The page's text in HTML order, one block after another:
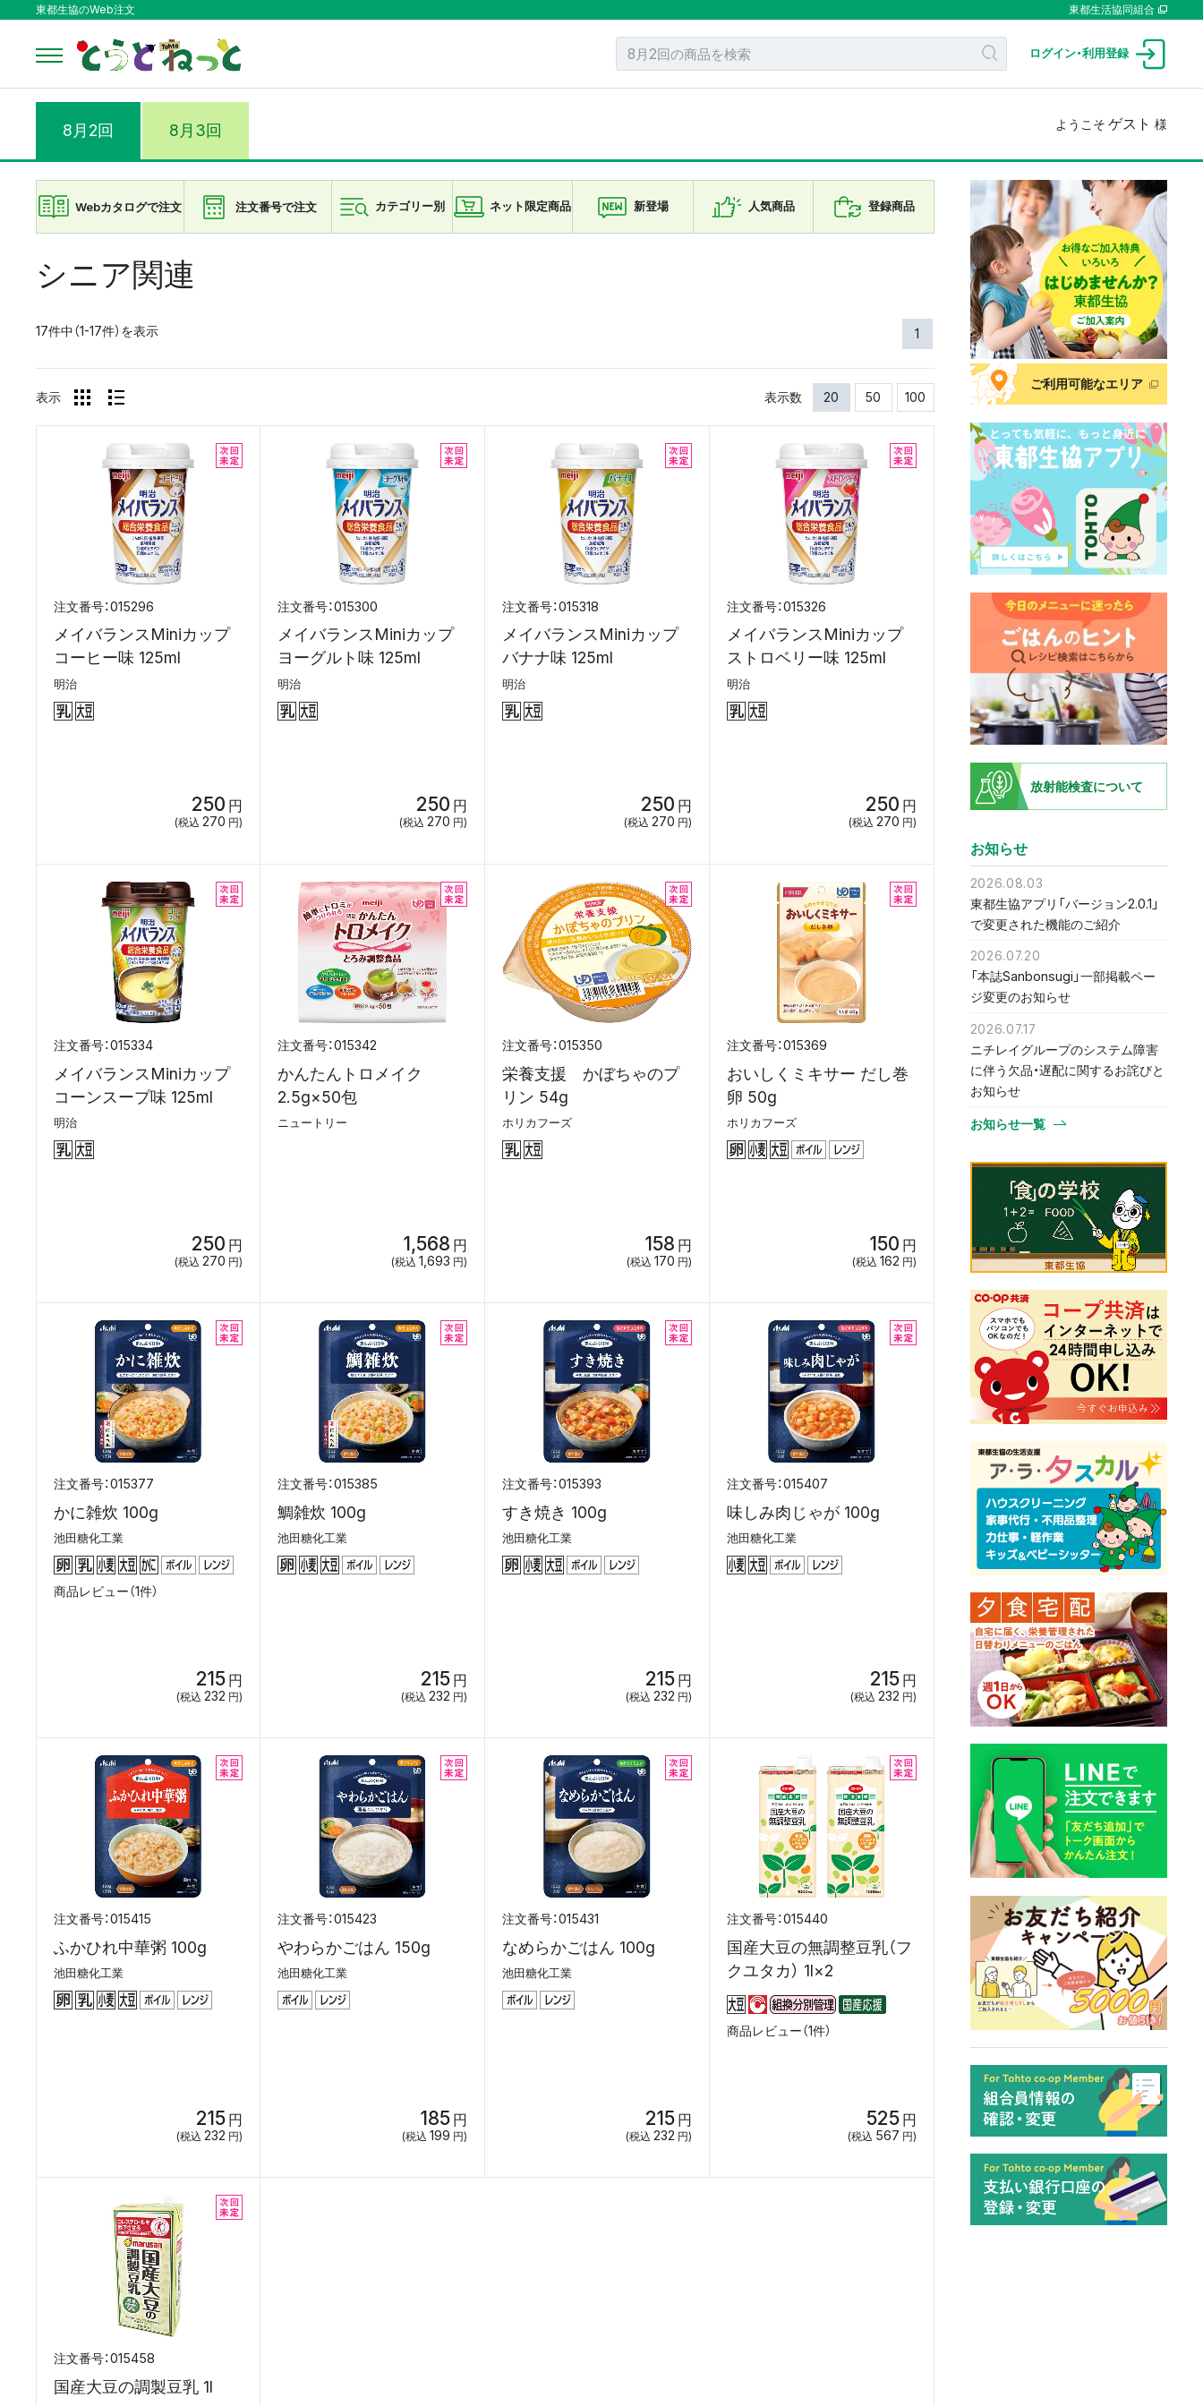
東都生協のWeb注文 東都生活協同組合
ログイン・利用登録
8月2回 8月3回 ようこそ ゲスト 様
Webカタログで注文 注文番号で注文 カテゴリー別 ネット限定商品 新登場 人気商品 登録商品
シニア関連
17件中（1-17件）を表示 1
表示 表示数 20 50 100
015296
メイバランスMiniカップ
コーヒー味 125ml
明治
250 円
(税込 270 円)
015300
メイバランスMiniカップ
ヨーグルト味 125ml
明治
250 円
(税込 270 円)
015318
メイバランスMiniカップ
バナナ味 125ml
明治
250 円
(税込 270 円)
015326
メイバランスMiniカップ
ストロベリー味 125ml
明治
250 円
(税込 270 円)
015334
メイバランスMiniカップ
コーンスープ味 125ml
明治
250 円
(税込 270 円)
015342
かんたんトロメイク
2.5g×50包
ニュートリー
1,568 円
(税込 1,693 円)
015350
栄養支援 かぼちゃのプ
リン 54g
ホリカフーズ
158 円
(税込 170 円)
015369
おいしくミキサー だし巻
卵 50g
ホリカフーズ
150 円
(税込 162 円)
015377
かに雑炊 100g
池田糖化工業
商品レビュー（1件）
215 円
(税込 232 円)
015385
鯛雑炊 100g
池田糖化工業
215 円
(税込 232 円)
015393
すき焼き 100g
池田糖化工業
215 円
(税込 232 円)
015407
味しみ肉じゃが 100g
池田糖化工業
215 円
(税込 232 円)
015415
ふかひれ中華粥 100g
池田糖化工業
215 円
(税込 232 円)
015423
やわらかごはん 150g
池田糖化工業
185 円
(税込 199 円)
015431
なめらかごはん 100g
池田糖化工業
215 円
(税込 232 円)
015440
国産大豆の無調整豆乳（フ
クユタカ） 1l×2
商品レビュー（1件）
525 円
(税込 567 円)
015458
国産大豆の調製豆乳 1l
ご利用可能なエリア
放射能検査について
お知らせ
2026.08.03
東都生協アプリ「バージョン2.0.1」
で変更された機能のご紹介
2026.07.20
「本誌Sanbonsugi」一部掲載ペー
ジ変更のお知らせ
2026.07.17
ニチレイグループのシステム障害
に伴う欠品・遅配に関するお詫びと
お知らせ
お知らせ一覧